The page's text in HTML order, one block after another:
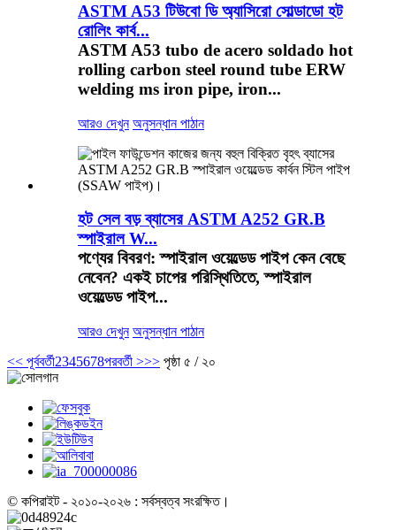
ASTM A53 টিউবো ডি অ্যাসিরো সোল্ডাডো হট
রোলিং কার্ব...
ASTM A53 tubo de acero soldado hot
rolling carbon steel round tube ERW
welding ms iron pipe, iron...
আরও দেখুন অনুসন্ধান পাঠান
হট সেল বড় ব্যাসের ASTM A252 GR.B
স্পাইরাল W...
পণ্যের বিবরণ: স্পাইরাল ওয়েল্ডেড পাইপ কেন বেছে
নেবেন? একই চাপের পরিস্থিতিতে, স্পাইরাল
ওয়েল্ডেড পাইপ...
আরও দেখুন অনুসন্ধান পাঠান
<< পূর্ববর্তী2345678পরবর্তী >>> পৃষ্ঠা ৫ / ২০
© কপিরাইট - ২০১০-২০২৬ : সর্বস্বত্ব সংরক্ষিত।